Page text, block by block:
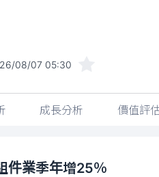
08/07 05:30
成長分析 價值評
件業季年增25％